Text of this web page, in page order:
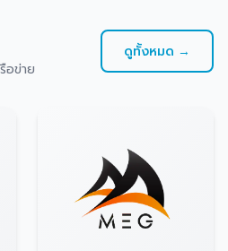
อข่าย
ดูทั้งหมด →